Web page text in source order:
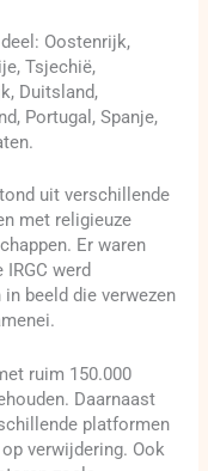
Oostenrijk,
Tsjechië,
Duitsland,
Portugal, Spanje,
uit verschillende
met religieuze
Er waren
werd
beeld die verwezen
ruim 150.000
Daarnaast
platformen
verwijdering. Ook